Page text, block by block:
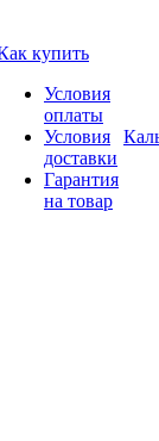
купить
Условия
оплаты
Условия
доставки
Гарантия
на товар